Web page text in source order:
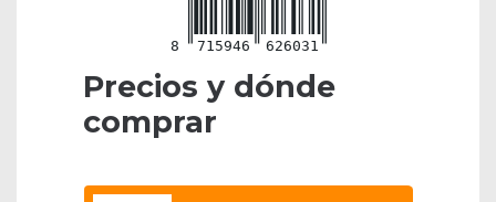
8 715946 626031
Precios y dónde
comprar